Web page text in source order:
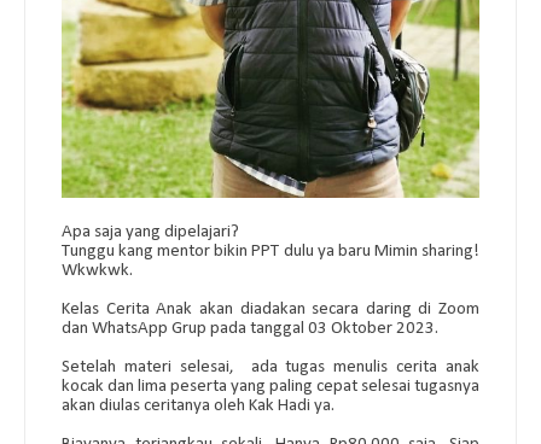
Apa saja yang dipelajari?
Tunggu kang mentor bikin PPT dulu ya baru Mimin sharing!
Wkwkwk.
Kelas Cerita Anak akan diadakan secara daring di Zoom
dan WhatsApp Grup pada tanggal 03 Oktober 2023.
Setelah materi selesai, ada tugas menulis cerita anak
kocak dan lima peserta yang paling cepat selesai tugasnya
akan diulas ceritanya oleh Kak Hadi ya.